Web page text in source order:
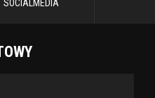
SOCIALMEDIA